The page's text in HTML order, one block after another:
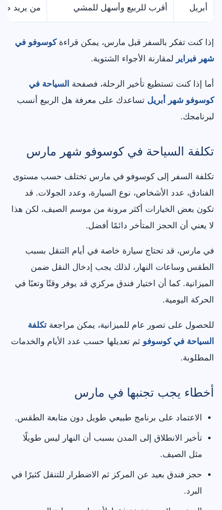
أبريل أقرب للربيع وأسهل للمشي من يريد
إذا كنت تفكر بالسفر قبل مارس، يمكن قراءةكوسوفو في
شهر فبراير لمقارنة الأجواء الشتوية.
أما إذا كنت تستطيع تأخير الرحلة، فصفحة السياحة في
كوسوفو شهر أبريل تساعدك على معرفة هل الربيع أنسب
لبرنامجك.
تكلفة السياحة في كوسوفو شهر مارس
تكلفة السفر إلى كوسوفو في مارس تختلف حسب مستوى
الفنادق، عدد الأشخاص، نوع السيارة، وعدد الجولات. قد
تكون بعض الخيارات أكثر مرونة من موسم الصيف، لكن هذا
لا يعني أن الحجز المتأخر دائمًا أفضل.
في مارس، قد تحتاج سيارة خاصة في أيام التنقل بسبب
الطقس وساعات النهار، لذلك يجب إدخال النقل ضمن
الميزانية. كما أن اختيار فندق مركزي قد يوفر وقتًا وتعبًا في
الحركة اليومية.
للحصول على تصور عام للميزانية، يمكن مراجعة تكلفة
السياحة في كوسوفو ثم تعديلها حسب عدد الأيام والخدمات
المطلوبة.
أخطاء يجب تجنبها في مارس
الاعتماد على برنامج طبيعي طويل دون متابعة الطقس.
تأخير الانطلاق إلى المدن بسبب أن النهار ليس طويلًا
مثل الصيف.
حجز فندق بعيد عن المركز ثم الاضطرار للتنقل كثيرًا في
البرد.